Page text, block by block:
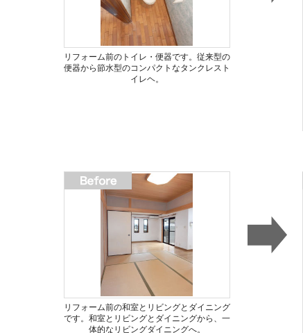
リフォーム前のトイレ・便器です。従来型の
便器から節水型のコンパクトなタンクレスト
イレヘ。
リフォーム前の和室とリビングとダイニング
です。和室とリビングとダイニングから、一
体的なリビングダイニングへ。